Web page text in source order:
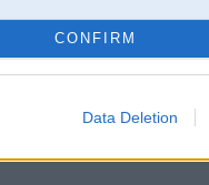
CONFIRM
Data Deletion